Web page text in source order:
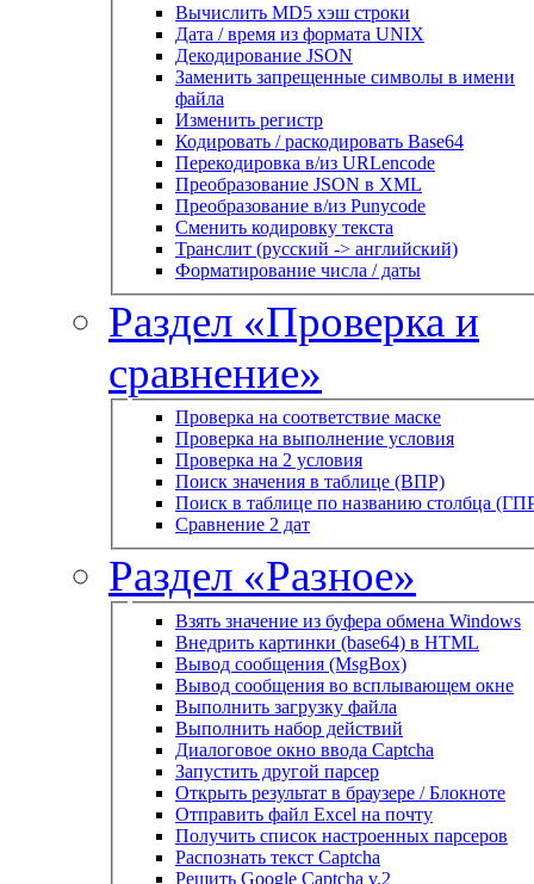
Вычислить MD5 хэш строки
Дата / время из формата UNIX
Декодирование JSON
Заменить запрещенные символы в имени
файла
Изменить регистр
Кодировать / раскодировать Base64
Перекодировка в/из URLencode
Преобразование JSON в XML
Преобразование в/из Punycode
Сменить кодировку текста
Транслит (русский -> английский)
Форматирование числа / даты
Раздел «Проверка и
сравнение»
Проверка на соответствие маске
Проверка на выполнение условия
Проверка на 2 условия
Поиск значения в таблице (ВПР)
Поиск в таблице по названию столбца
Сравнение 2 дат
Раздел «Разное»
Взять значение из буфера обмена Windows
Внедрить картинки (base64) в HTML
Вывод сообщения (MsgBox)
Вывод сообщения во всплывающем окне
Выполнить загрузку файла
Выполнить набор действий
Диалоговое окно ввода Captcha
Запустить другой парсер
Открыть результат в браузере / Блокноте
Отправить файл Excel на почту
Получить список настроенных парсеров
Распознать текст Captcha
Решить Google Captcha v.2